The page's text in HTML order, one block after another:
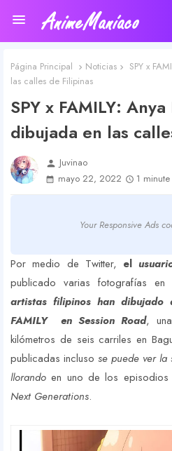
Página Principal Noticias
SPY x
las calles de Filipinas
SPY x FAMILY:
dibujada en las
person Juvinao
mayo 22, 2022
1
Your Responsive Ads
Por medio de Twitter, el
publicado varias fotografías
artistas filipinos han
FAMILY en Session Road,
kilómetros de seis carriles en
publicadas incluso se puede ver la
llorandoen uno de los episodios
Next Generations.